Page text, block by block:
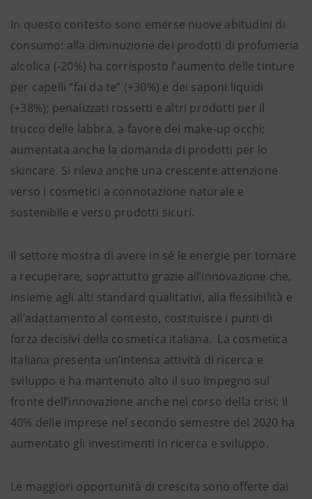
In questo contesto sono emerse nuove abitudini di
consumo: alla diminuzione dei prodotti di profumeria
alcolica (-20%) ha corrisposto l’aumento delle tinture
per capelli “fai da te” (+30%) e dei saponi liquidi
(+38%); penalizzati rossetti e altri prodotti per il
trucco delle labbra, a favore del make-up occhi;
aumentata anche la domanda di prodotti per lo
skincare. Si rileva anche una crescente attenzione
verso i cosmetici a connotazione naturale e
sostenibile e verso prodotti sicuri.
Il settore mostra di avere in sé le energie per tornare
a recuperare, soprattutto grazie all’innovazione che,
insieme agli alti standard qualitativi, alla flessibilità e
all’adattamento al contesto, costituisce i punti di
forza decisivi della cosmetica italiana. La cosmetica
italiana presenta un’intensa attività di ricerca e
sviluppo e ha mantenuto alto il suo impegno sul
fronte dell’innovazione anche nel corso della crisi: il
40% delle imprese nel secondo semestre del 2020 ha
aumentato gli investimenti in ricerca e sviluppo.
Le maggiori opportunità di crescita sono offerte dai